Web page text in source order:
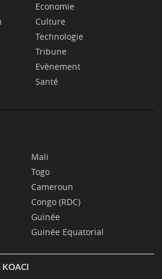
Economie
Culture
Technologie
Tribune
Evènement
Santé
Mali
Togo
Cameroun
Congo (RDC)
Guinée
Guinée Equatorial
KOACI